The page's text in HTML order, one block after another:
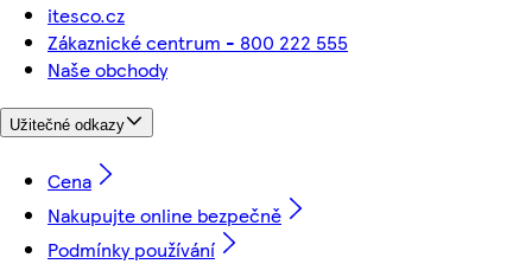
itesco.cz
Zákaznické centrum - 800 222 555
Naše obchody
Užitečné odkazy
Cena
Nakupujte online bezpečně
Podmínky používání